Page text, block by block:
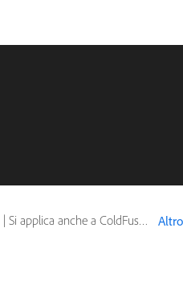
| Si applica anche a ColdFusion Altro